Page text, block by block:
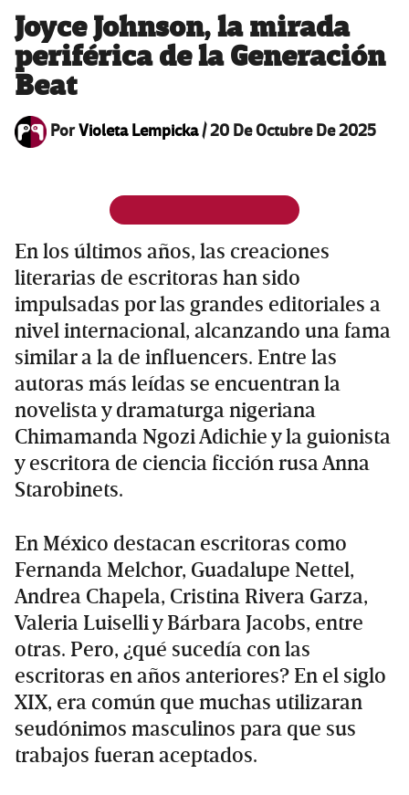
Joyce Johnson, la mirada
periférica de la Generación
Beat
PorVioleta Lempicka/20 De Octubre De 2025
En los últimos años, las creaciones
literarias de escritoras han sido
impulsadas por las grandes editoriales a
nivel internacional, alcanzando una fama
similar a la de influencers. Entre las
autoras más leídas se encuentran la
novelista y dramaturga nigeriana
Chimamanda Ngozi Adichie y la guionista
y escritora de ciencia ficción rusa Anna
Starobinets.
En México destacan escritoras como
Fernanda Melchor, Guadalupe Nettel,
Andrea Chapela, Cristina Rivera Garza,
Valeria Luiselli y Bárbara Jacobs, entre
otras. Pero, ¿qué sucedía con las
escritoras en años anteriores? En el siglo
XIX, era común que muchas utilizaran
seudónimos masculinos para que sus
trabajos fueran aceptados.